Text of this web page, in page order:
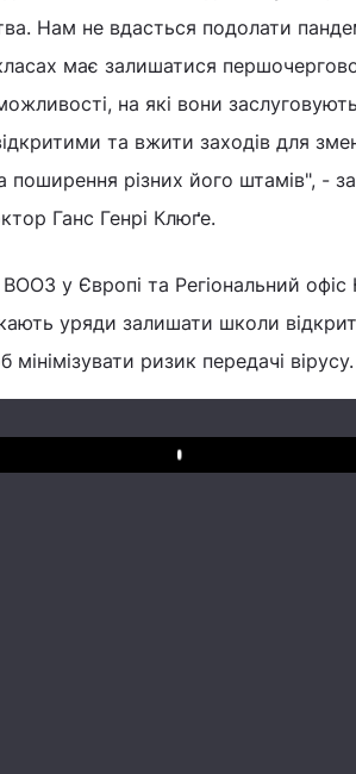
Нам не вдасться подолати
має залишатися
на які вони
та вжити заходів для
поширення різних його штамів", -
Ганс Генрі Клюґе.
у Європі та Регіональний
уряди залишати школи
мінімізувати ризик передачі вірусу.
Play